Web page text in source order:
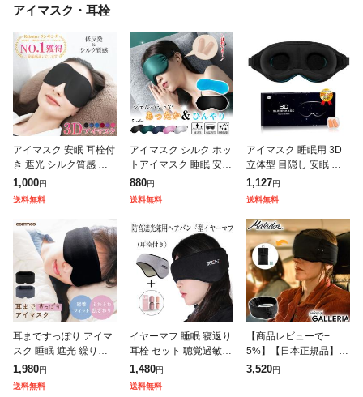
アイマスク・耳栓
アイマスク 安眠 耳栓付
き 遮光 シルク質感 立
体 3点セット 手洗い可
能 調整ベルト 睡眠 仮
精疲労
1,000円
送料無料
アイマスク シルク ホッ
トアイマスク 睡眠 安眠
涼しい ホット 冷温両用
マスク 夏 冬 旅行 ひん
アで
880円
送料無料
アイマスク 睡眠用 3D
立体型 目隠し 安眠 遮
光 通気性 圧迫感なし
サイズ調整可能 睡眠用
ク 眼罩
1,127円
送料無料
耳まですっぽり アイマ
スク 睡眠 遮光 繰り返
し使える 洗濯OK 遮音
ながらケア ふわふわ 洗
1,980円
送料無料
イヤーマフ 睡眠 寝返り
耳栓 セット 聴覚過敏
防音 遮光 いびき 軽量
薄型 柔らかい アイマス
1,480円
送料無料
【商品レビューで+
5%】【日本正規品】マ
タドール アイマスク 睡
3,520円